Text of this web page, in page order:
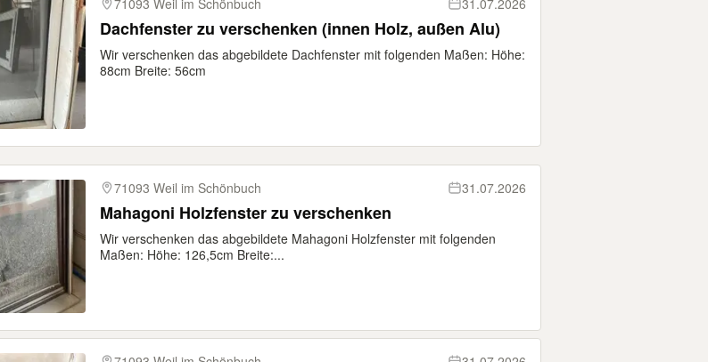
71093 Weil im Schönbuch 31.07.2026
Dachfenster zu verschenken (innen Holz, außen Alu)
Wir verschenken das abgebildete Dachfenster mit folgenden Maßen: Höhe:
88cm Breite: 56cm
71093 Weil im Schönbuch 31.07.2026
Mahagoni Holzfenster zu verschenken
Wir verschenken das abgebildete Mahagoni Holzfenster mit folgenden
Maßen: Höhe: 126,5cm Breite:...